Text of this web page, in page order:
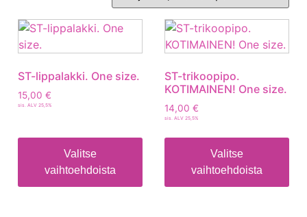
ST-lippalakki. One size.
15,00 €
sis. ALV 25,5%
Valitse
vaihtoehdoista
ST-trikoopipo.
KOTIMAINEN! One size.
14,00 €
sis. ALV 25,5%
Valitse
vaihtoehdoista